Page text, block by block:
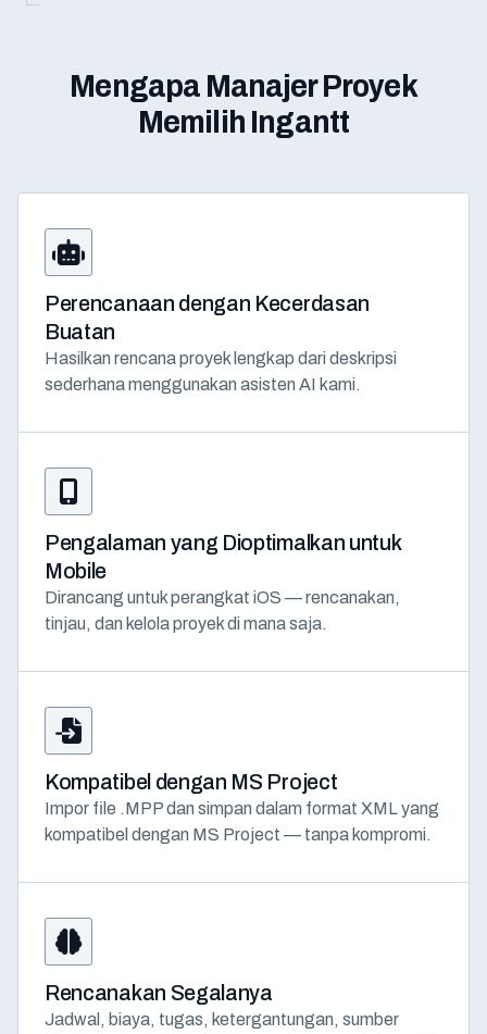
Mengapa Manajer Proyek
Memilih Ingantt
Perencanaan dengan Kecerdasan
Buatan
Hasilkan rencana proyek lengkap dari deskripsi
sederhana menggunakan asisten AI kami.
Pengalaman yang Dioptimalkan untuk
Mobile
Dirancang untuk perangkat iOS — rencanakan,
tinjau, dan kelola proyek di mana saja.
Kompatibel dengan MS Project
Impor file .MPP dan simpan dalam format XML yang
kompatibel dengan MS Project — tanpa kompromi.
Rencanakan Segalanya
Jadwal, biaya, tugas, ketergantungan, sumber